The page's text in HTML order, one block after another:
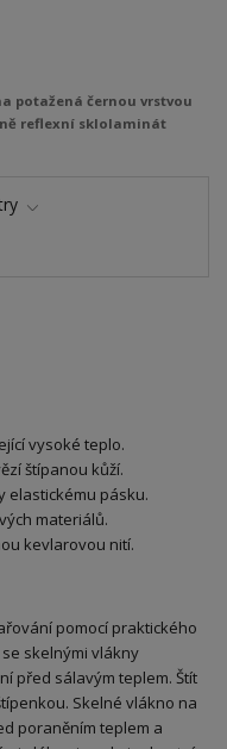
potažená černou vrstvou
reflexní sklolaminát
vysoké teplo.
štípanou kůží.
elastickému pásku.
materiálů.
kevlarovou nití.
pomocí praktického
skelnými vlákny
před sálavým teplem. Štít
Skelné vlákno na
poraněním teplem a